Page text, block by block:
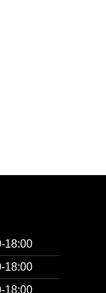
18:00
18:00
18:00